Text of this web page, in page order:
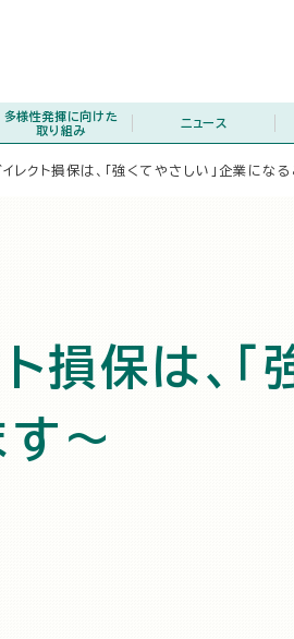
多様性発揮に向けた
取り組み
ニュース
レクト損保は、「強くてやさしい」企業にな
損保は、
～